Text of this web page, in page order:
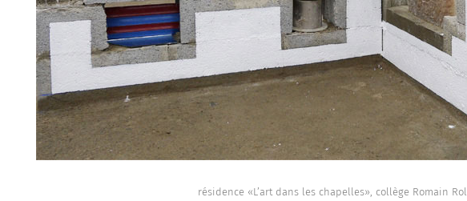
résidence «L’art dans les chapelles», collège Romain